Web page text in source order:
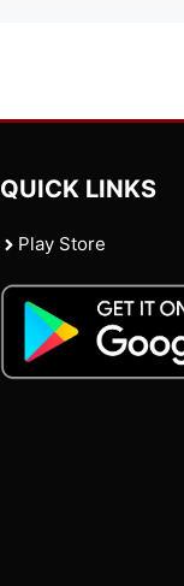
QUICK LINKS
Play Store